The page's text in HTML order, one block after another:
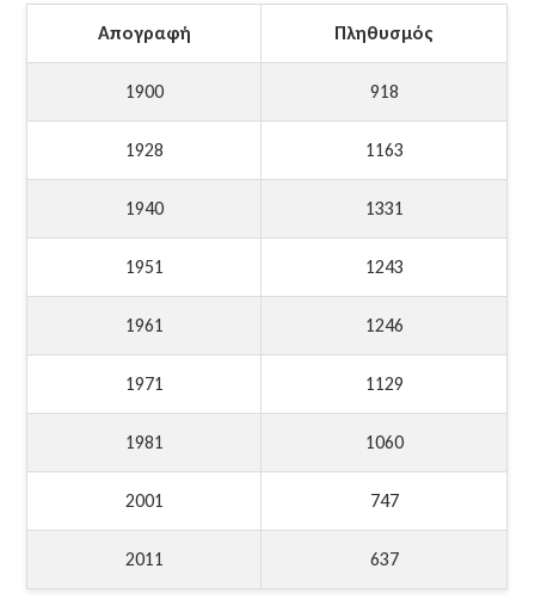
Απογραφή Πληθυσμός
1900 918
1928 1163
1940 1331
1951 1243
1961 1246
1971 1129
1981 1060
2001 747
2011 637